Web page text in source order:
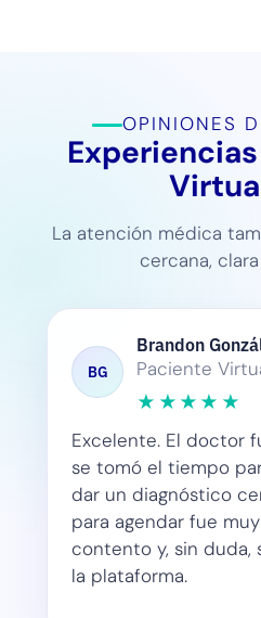
OPINIONES
La atención médica
cercana,
BG
Brandon
Paciente
★★★★★
Excelente. El doctor
se tomó el tiempo
dar un diagnóstico
para agendar fue
contento y, sin duda,
la plataforma.